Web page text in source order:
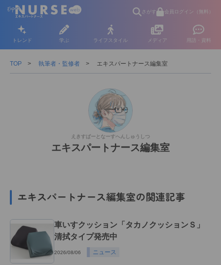
さがす 会員ログイン（無料）
トレンド 学ぶ ライフスタイル メディア 用語・資料
TOP 執筆者・監修者 エキスパートナース編集室
えきすぱーとなーすへんしゅうしつ
エキスパートナース編集室
エキスパートナース編集室の関連記事
車いすクッション「タカノクッションＳ」
清拭タイプ発売中
2026/08/06 ニュース